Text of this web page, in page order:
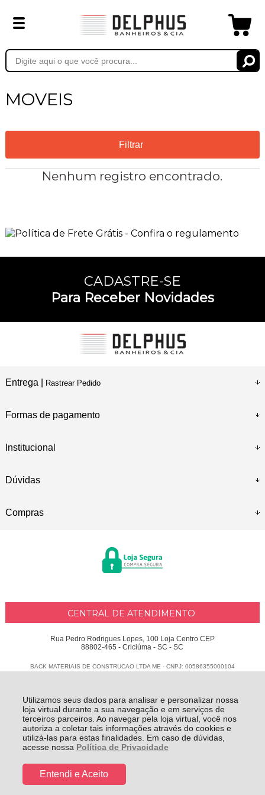
Utilizamos seus dados para analisar e personalizar nossa
loja virtual durante a sua navegação e em serviços de
terceiros parceiros. Ao navegar pela loja virtual, você nos
autoriza a coletar tais informações através do cookies e
utilizá-las para estas finalidades. Em caso de dúvidas,
acesse nossa Política de Privacidade
Entendi e Aceito
MOVEIS
Filtrar
Nenhum registro encontrado.
CADASTRE-SE
Para Receber Novidades
Entrega | Rastrear Pedido
Formas de pagamento
Institucional
Dúvidas
Compras
CENTRAL DE ATENDIMENTO
Rua Pedro Rodrigues Lopes, 100 Loja Centro CEP
88802-465 - Criciúma - SC - SC
BACK MATERIAIS DE CONSTRUCAO LTDA ME - CNPJ: 00586355000104